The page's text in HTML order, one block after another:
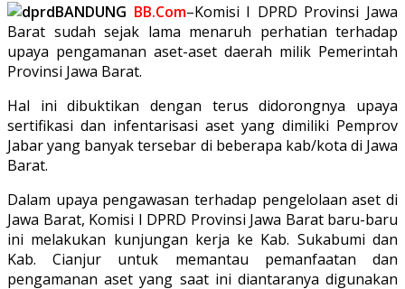
BANDUNG BB.Com–Komisi I DPRD Provinsi Jawa
Barat sudah sejak lama menaruh perhatian terhadap
upaya pengamanan aset-aset daerah milik Pemerintah
Provinsi Jawa Barat.
Hal ini dibuktikan dengan terus didorongnya upaya
sertifikasi dan infentarisasi aset yang dimiliki Pemprov
Jabar yang banyak tersebar di beberapa kab/kota di Jawa
Barat.
Dalam upaya pengawasan terhadap pengelolaan aset di
Jawa Barat, Komisi I DPRD Provinsi Jawa Barat baru-baru
ini melakukan kunjungan kerja ke Kab. Sukabumi dan
Kab. Cianjur untuk memantau pemanfaatan dan
pengamanan aset yang saat ini diantaranya digunakan